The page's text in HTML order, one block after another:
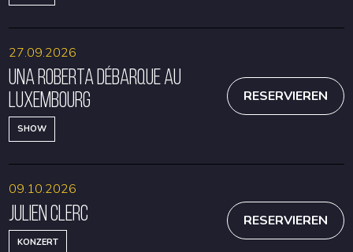
Una Roberta débarque au
Luxembourg
SHOW
27.09.2026
RESERVIEREN
Julien Clerc
KONZERT
09.10.2026
RESERVIEREN